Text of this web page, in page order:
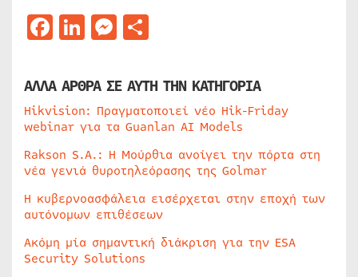
Facebook
LinkedIn
Messenger
ΑΛΛΑ ΑΡΘΡΑ ΣΕ ΑΥΤΗ ΤΗΝ ΚΑΤΗΓΟΡΙΑ
Hikvision: Πραγματοποιεί νέο Hik-Friday
webinar για τα Guanlan AI Models
Rakson S.A.: Η Μούρθια ανοίγει την πόρτα στη
νέα γενιά θυροτηλεόρασης της Golmar
Η κυβερνοασφάλεια εισέρχεται στην εποχή των
αυτόνομων επιθέσεων
Ακόμη μία σημαντική διάκριση για την ESA
Security Solutions